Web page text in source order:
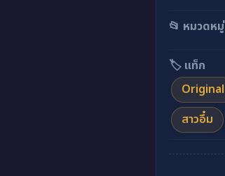
📂 หมวดหมู่
🏷️ แท็ก
Original
สาวอึ๋ม